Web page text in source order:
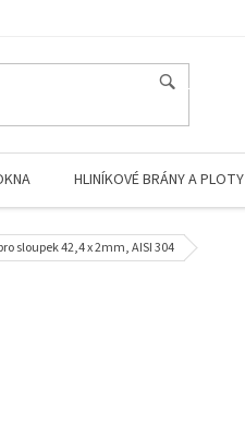
HLINÍKOVÉ BRÁNY A PLOTY
sloupek 42,4 x 2mm, AISI 304